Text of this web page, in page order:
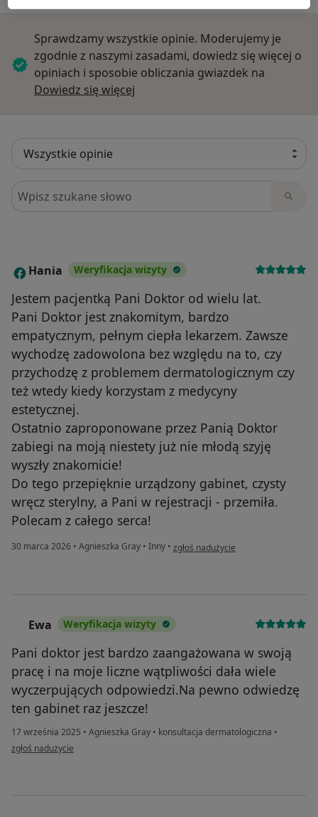
Sprawdzamy wszystkie opinie. Moderujemy je
zgodnie z naszymi zasadami, dowiedz się więcej o
opiniach i sposobie obliczania gwiazdek na
Dowiedz się więcej
Szukaj w opiniach
H Hania Weryfikacja wizyty
Jestem pacjentką Pani Doktor od wielu lat.
Pani Doktor jest znakomitym, bardzo
empatycznym, pełnym ciepła lekarzem. Zawsze
wychodzę zadowolona bez względu na to, czy
przychodzę z problemem dermatologicznym czy
też wtedy kiedy korzystam z medycyny
estetycznej.
Ostatnio zaproponowane przez Panią Doktor
zabiegi na moją niestety już nie młodą szyję
wyszły znakomicie!
Do tego przepięknie urządzony gabinet, czysty
wręcz sterylny, a Pani w rejestracji - przemiła.
Polecam z całego serca!
30 marca 2026 • Agnieszka Gray • Inny • w opinii użytkownika Hania
zgłoś nadużycie
Ewa Weryfikacja wizyty
Pani doktor jest bardzo zaangażowana w swoją
pracę i na moje liczne wątpliwości dała wiele
wyczerpujących odpowiedzi.Na pewno odwiedzę
ten gabinet raz jeszcze!
17 września 2025 • Agnieszka Gray • konsultacja dermatologiczna •
w opinii użytkownika Ewa
zgłoś nadużycie